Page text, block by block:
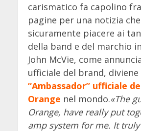
carismatico fa capolino
pagine per una notizia
sicuramente piacere ai
della band e del marchio
John McVie, come
ufficiale del brand,
“Ambassador” ufficiale
Orange nel mondo.«The
Orange, have really put
amp system for me. It